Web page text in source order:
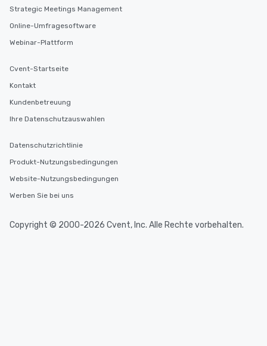
Strategic Meetings Management
Online-Umfragesoftware
Webinar-Plattform
Cvent-Startseite
Kontakt
Kundenbetreuung
Ihre Datenschutzauswahlen
Datenschutzrichtlinie
Produkt-Nutzungsbedingungen
Website-Nutzungsbedingungen
Werben Sie bei uns
Copyright © 2000-2026 Cvent, Inc. Alle Rechte vorbehalten.